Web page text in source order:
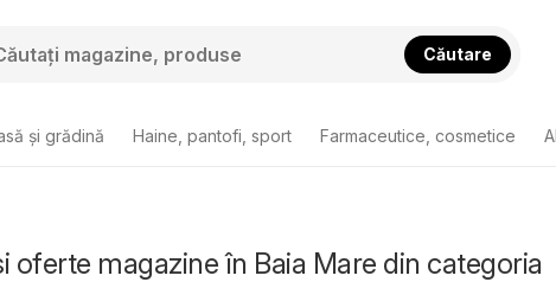
Căutare
și grădină Haine, pantofi, sport Farmaceutice, cosmetice
oferte magazine în Baia Mare din categoria